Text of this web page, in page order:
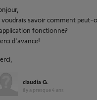
voudrais savoir comment
fonctionne?
d'avance!
claudia G.
il y a presque 4 ans